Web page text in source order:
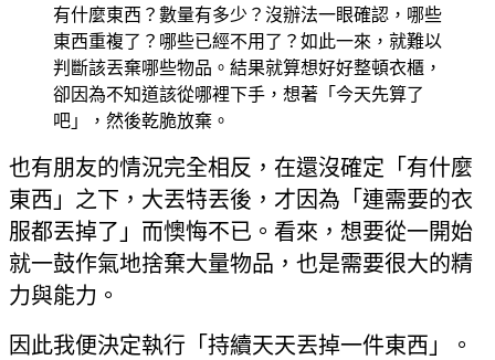
有什麼東西？數量有多少？沒辦法一眼確認，哪些
東西重複了？哪些已經不用了？如此一來，就難以
判斷該丟棄哪些物品。結果就算想好好整頓衣櫃，
卻因為不知道該從哪裡下手，想著「今天先算了
吧」，然後乾脆放棄。
也有朋友的情況完全相反，在還沒確定「有什麼
東西」之下，大丟特丟後，才因為「連需要的衣
服都丟掉了」而懊悔不已。看來，想要從一開始
就一鼓作氣地捨棄大量物品，也是需要很大的精
力與能力。
因此我便決定執行「持續天天丟掉一件東西」。